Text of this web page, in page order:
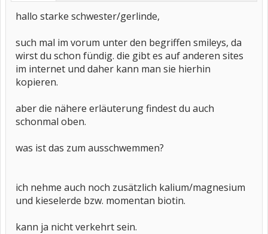
hallo starke schwester/gerlinde,
such mal im vorum unter den begriffen smileys, da
wirst du schon fündig. die gibt es auf anderen sites
im internet und daher kann man sie hierhin
kopieren.
aber die nähere erläuterung findest du auch
schonmal oben.
was ist das zum ausschwemmen?
ich nehme auch noch zusätzlich kalium/magnesium
und kieselerde bzw. momentan biotin.
kann ja nicht verkehrt sein.